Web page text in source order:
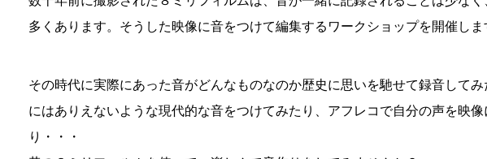
多くあります。そうした映像に音をつけて編集するワークショップを開催しま
その時代に実際にあった音がどんなものなのか歴史に思いを馳せて録音して
にはありえないような現代的な音をつけてみたり、アフレコで自分の声を映
り・・・